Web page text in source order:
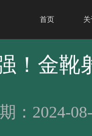
首页
！金靴
：2024-